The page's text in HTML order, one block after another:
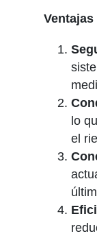
lo
el